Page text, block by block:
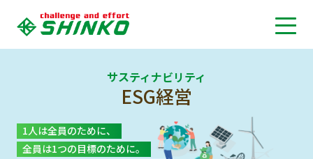
サスティナビリティ
ESG経営
1人は全員のために、
全員は1つの目標のために。